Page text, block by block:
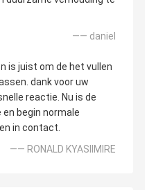
—— daniel
is juist om de het vullen
dank voor uw
reactie. Nu is de
begin normale
in contact.
—— RONALD KYASIIMIRE